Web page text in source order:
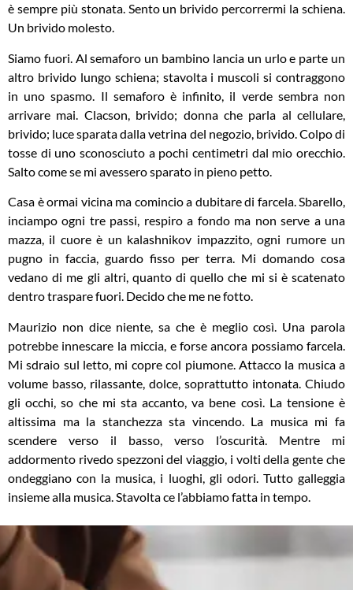
è sempre più stonata. Sento un brivido percorrermi la schiena.
Un brivido molesto.
Siamo fuori. Al semaforo un bambino lancia un urlo e parte un
altro brivido lungo schiena; stavolta i muscoli si contraggono
in uno spasmo. Il semaforo è infinito, il verde sembra non
arrivare mai. Clacson, brivido; donna che parla al cellulare,
brivido; luce sparata dalla vetrina del negozio, brivido. Colpo di
tosse di uno sconosciuto a pochi centimetri dal mio orecchio.
Salto come se mi avessero sparato in pieno petto.
Casa è ormai vicina ma comincio a dubitare di farcela. Sbarello,
inciampo ogni tre passi, respiro a fondo ma non serve a una
mazza, il cuore è un kalashnikov impazzito, ogni rumore un
pugno in faccia, guardo fisso per terra. Mi domando cosa
vedano di me gli altri, quanto di quello che mi si è scatenato
dentro traspare fuori. Decido che me ne fotto.
Maurizio non dice niente, sa che è meglio così. Una parola
potrebbe innescare la miccia, e forse ancora possiamo farcela.
Mi sdraio sul letto, mi copre col piumone. Attacco la musica a
volume basso, rilassante, dolce, soprattutto intonata. Chiudo
gli occhi, so che mi sta accanto, va bene così. La tensione è
altissima ma la stanchezza sta vincendo. La musica mi fa
scendere verso il basso, verso l’oscurità. Mentre mi
addormento rivedo spezzoni del viaggio, i volti della gente che
ondeggiano con la musica, i luoghi, gli odori. Tutto galleggia
insieme alla musica. Stavolta ce l’abbiamo fatta in tempo.